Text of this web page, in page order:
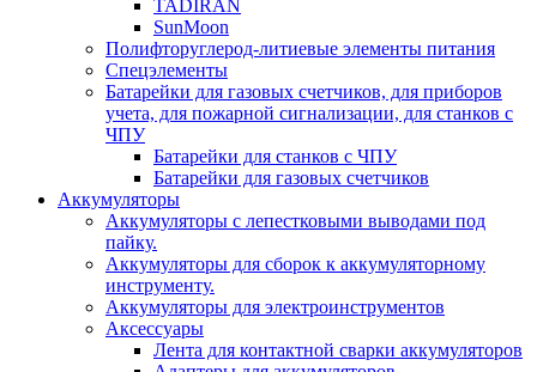
TADIRAN
SunMoon
Полифторуглерод-литиевые элементы питания
Спецэлементы
Батарейки для газовых счетчиков, для приборов
учета, для пожарной сигнализации, для станков с
ЧПУ
Батарейки для станков с ЧПУ
Батарейки для газовых счетчиков
Аккумуляторы
Аккумуляторы с лепестковыми выводами под
пайку.
Аккумуляторы для сборок к аккумуляторному
инструменту.
Аккумуляторы для электроинструментов
Аксессуары
Лента для контактной сварки аккумуляторов